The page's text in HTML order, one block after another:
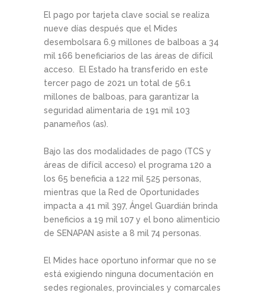
El pago por tarjeta clave social se realiza
nueve días después que el Mides
desembolsara 6.9 millones de balboas a 34
mil 166 beneficiarios de las áreas de difícil
acceso. El Estado ha transferido en este
tercer pago de 2021 un total de 56.1
millones de balboas, para garantizar la
seguridad alimentaria de 191 mil 103
panameños (as).
Bajo las dos modalidades de pago (TCS y
áreas de difícil acceso) el programa 120 a
los 65 beneficia a 122 mil 525 personas,
mientras que la Red de Oportunidades
impacta a 41 mil 397, Ángel Guardián brinda
beneficios a 19 mil 107 y el bono alimenticio
de SENAPAN asiste a 8 mil 74 personas.
El Mides hace oportuno informar que no se
está exigiendo ninguna documentación en
sedes regionales, provinciales y comarcales